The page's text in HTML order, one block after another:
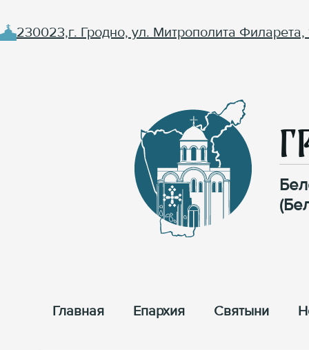
230023,г. Гродно, ул. Митрополита Филарета,
Главная Епархия Cвятыни